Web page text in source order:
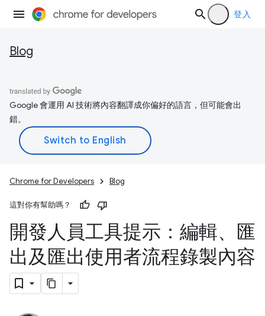
登入
Blog
Google 會運用 AI 技術將內容翻譯成你偏好的語言，但可能會出
錯。
Chrome for Developers Blog
這對你有幫助嗎？
開發人員工具提示：編輯、匯
出及匯出使用者流程錄製內容